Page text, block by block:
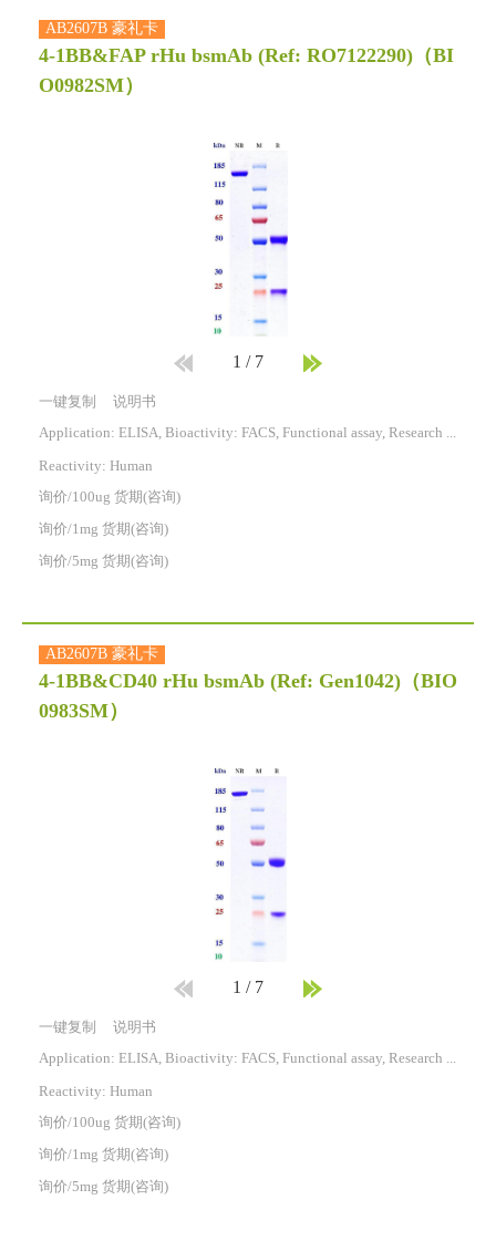
AB2607B 豪礼卡
4-1BB&FAP rHu bsmAb (Ref: RO7122290) （BI
O0982SM）
1 / 7
一键复制
说明书
Application: ELISA, Bioactivity: FACS, Functional assay, Research in vivo
Reactivity: Human
询价/100ug 货期(咨询)
询价/1mg 货期(咨询)
询价/5mg 货期(咨询)
AB2607B 豪礼卡
4-1BB&CD40 rHu bsmAb (Ref: Gen1042) （BIO
0983SM）
1 / 7
一键复制
说明书
Application: ELISA, Bioactivity: FACS, Functional assay, Research in vivo
Reactivity: Human
询价/100ug 货期(咨询)
询价/1mg 货期(咨询)
询价/5mg 货期(咨询)